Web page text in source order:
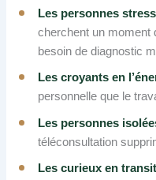
Les personnes
cherchent un moment
besoin de diagnostic
Les croyants en
personnelle que le
Les personnes
téléconsultation
Les curieux en